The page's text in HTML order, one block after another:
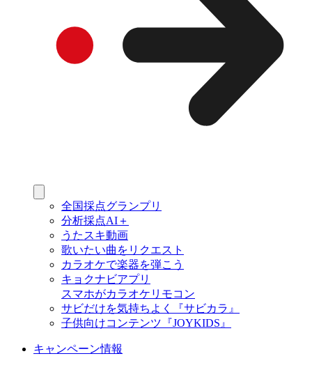
全国採点グランプリ
分析採点AI＋
うたスキ動画
歌いたい曲をリクエスト
カラオケで楽器を弾こう
キョクナビアプリ
スマホがカラオケリモコン
サビだけを気持ちよく『サビカラ』
子供向けコンテンツ『JOYKIDS』
キャンペーン情報